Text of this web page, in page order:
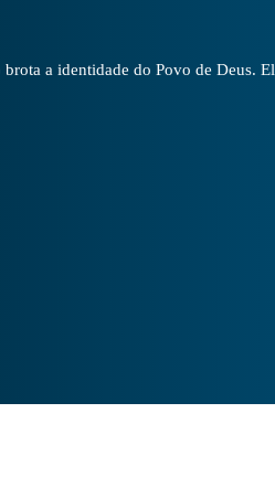
a identidade do Povo de Deus.